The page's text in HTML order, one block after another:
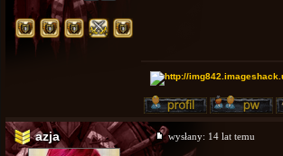
azja wysłany: 14 lat temu